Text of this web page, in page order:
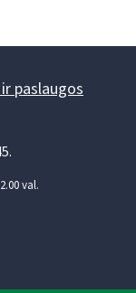
paslaugos
val.